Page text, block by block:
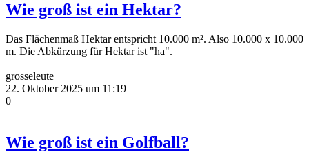
Wie groß ist ein Hektar?
Das Flächenmaß Hektar entspricht 10.000 m². Also 10.000 x 10.000
m. Die Abkürzung für Hektar ist "ha".
grosseleute
22. Oktober 2025 um 11:19
0
Wie groß ist ein Golfball?